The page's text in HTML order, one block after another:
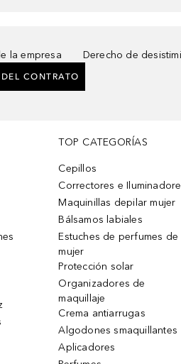
la empresa Derecho de
CONTRATO
TOP CATEGORÍAS
Cepillos
Correctores e
Maquinillas depilar mujer
Bálsamos labiales
Estuches de perfumes de
mujer
Protección solar
Organizadores de
maquillaje
Crema antiarrugas
Algodones smaquillantes
Aplicadores